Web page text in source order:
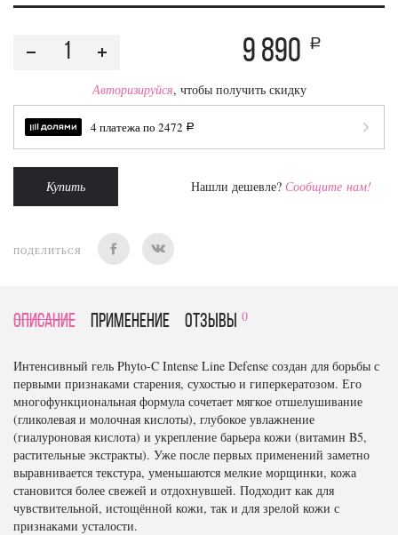
9 890 a
Авторизируйся, чтобы получить скидку
4 платежа по 2472 a
Купить Нашли дешевле? Сообщите нам!
ПОДЕЛИТЬСЯ
Описание Применение отзывы 0
Интенсивный гель Phyto-C Intense Line Defense создан для борьбы с
первыми признаками старения, сухостью и гиперкератозом. Его
многофункциональная формула сочетает мягкое отшелушивание
(гликолевая и молочная кислоты), глубокое увлажнение
(гиалуроновая кислота) и укрепление барьера кожи (витамин B5,
растительные экстракты). Уже после первых применений заметно
выравнивается текстура, уменьшаются мелкие морщинки, кожа
становится более свежей и отдохнувшей. Подходит как для
чувствительной, истощённой кожи, так и для зрелой кожи с
признаками усталости.